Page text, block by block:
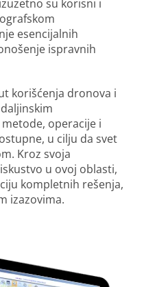
su korisni i
esencijalnih
ispravnih
korišćenja dronova i
operacije i
u cilju da svet
Kroz svoja
u ovoj oblasti,
kompletnih rešenja,
izazovima.